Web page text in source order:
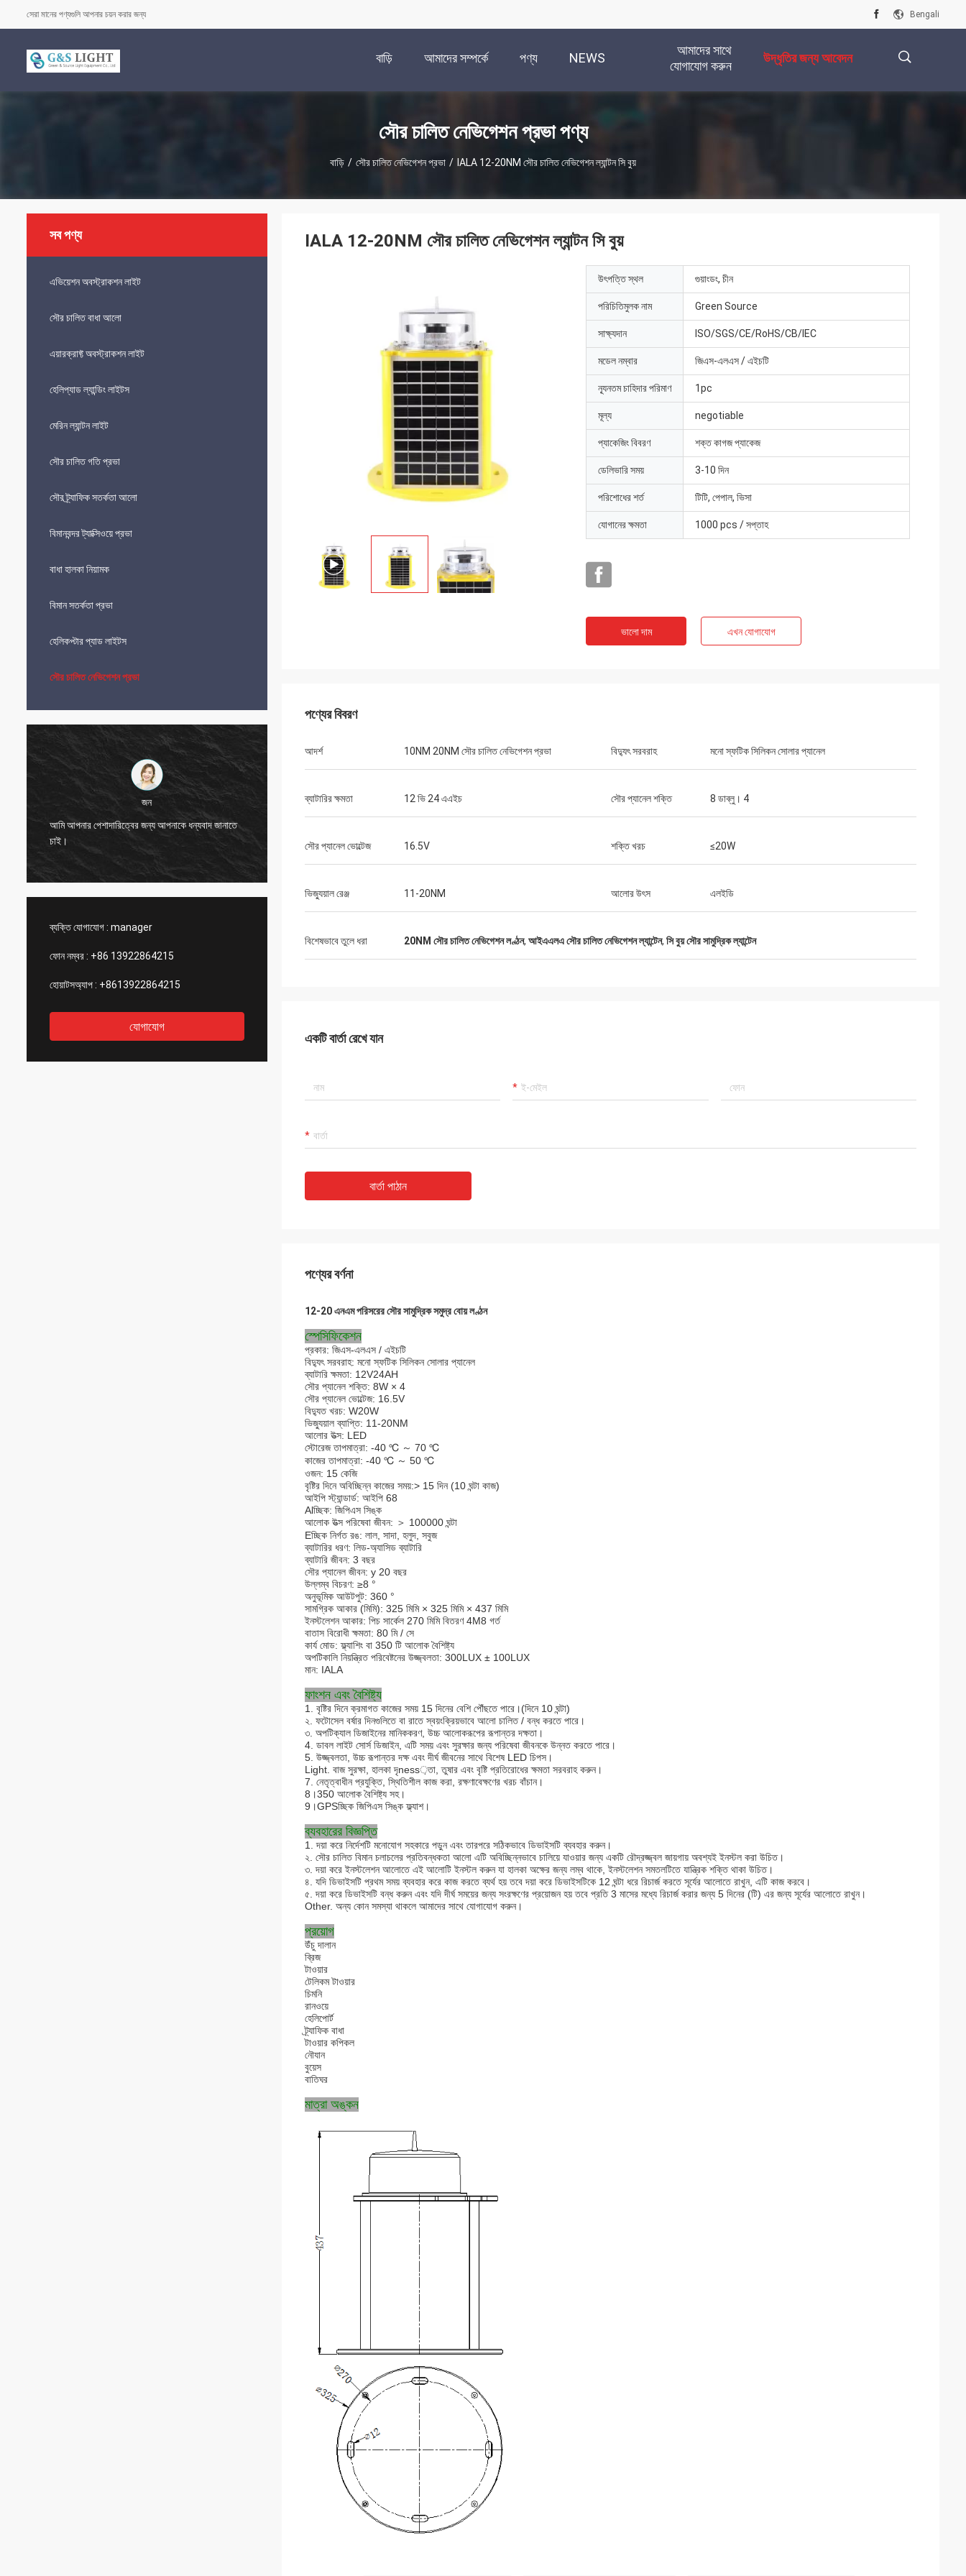
সেরা মানের পণ্যগুলি আপনার চয়ন করার জন্য Bengali
বাড়ি আমাদের সম্পর্কে পণ্য NEWS
আমাদের সাথে
যোগাযোগ করুন
উদ্ধৃতির জন্য আবেদন
সৌর চালিত নেভিগেশন প্রভা পণ্য
বাড়ি / সৌর চালিত নেভিগেশন প্রভা / IALA 12-20NM সৌর চালিত নেভিগেশন ল্যান্টন সি বুয়
সব পণ্য
এভিয়েশন অবস্ট্রাকশন লাইট
সৌর চালিত বাধা আলো
এয়ারক্রাফ্ট অবস্ট্রাকশন লাইট
হেলিপ্যাড ল্যান্ডিং লাইটস
মেরিন ল্যান্টন লাইট
সৌর চালিত গতি প্রভা
সৌর ট্র্যাফিক সতর্কতা আলো
বিমানবন্দর ট্যাক্সিওয়ে প্রভা
বাধা হালকা নিয়ামক
বিমান সতর্কতা প্রভা
হেলিকপ্টার প্যাড লাইটস
সৌর চালিত নেভিগেশন প্রভা
জন
আমি আপনার পেশাদারিত্বের জন্য আপনাকে ধন্যবাদ জানাতে
চাই।
ব্যক্তি যোগাযোগ : manager
ফোন নম্বর : +86 13922864215
হোয়াটসঅ্যাপ : +8613922864215
যোগাযোগ
IALA 12-20NM সৌর চালিত নেভিগেশন ল্যান্টন সি বুয়
উৎপত্তি স্থল গুয়াংডং, চীন
পরিচিতিমুলক নাম Green Source
সাক্ষ্যদান ISO/SGS/CE/RoHS/CB/IEC
মডেল নম্বার জিএস-এলএস / এইচটি
ন্যূনতম চাহিদার পরিমাণ 1pc
মূল্য negotiable
প্যাকেজিং বিবরণ শক্ত কাগজ প্যাকেজ
ডেলিভারি সময় 3-10 দিন
পরিশোধের শর্ত টিটি, পেপাল, ভিসা
যোগানের ক্ষমতা 1000 pcs / সপ্তাহ
ভালো দাম এখন যোগাযোগ
পণ্যের বিবরণ
আদর্শ 10NM 20NM সৌর চালিত নেভিগেশন প্রভা বিদ্যুৎ সরবরাহ মনো স্ফটিক সিলিকন সোলার প্যানেল
ব্যাটারির ক্ষমতা 12 ভি 24 এএইচ সৌর প্যানেল শক্তি 8 ডাব্লু। 4
সৌর প্যানেল ভোল্টেজ 16.5V শক্তি খরচ ≤20W
ভিজ্যুয়াল রেঞ্জ 11-20NM আলোর উৎস এলইডি
বিশেষভাবে তুলে ধরা 20NM সৌর চালিত নেভিগেশন লণ্ঠন, আইএএলএ সৌর চালিত নেভিগেশন ল্যান্টেন, সি বুয় সৌর সামুদ্রিক ল্যান্টেন
একটি বার্তা রেখে যান
বার্তা পাঠান
পণ্যের বর্ণনা
12-20 এনএম পরিসরের সৌর সামুদ্রিক সমুদ্র বোয় লণ্ঠন
স্পেসিফিকেশন
প্রকার: জিএস-এলএস / এইচটি
বিদ্যুৎ সরবরাহ: মনো স্ফটিক সিলিকন সোলার প্যানেল
ব্যাটারি ক্ষমতা: 12V24AH
সৌর প্যানেল শক্তি: 8W × 4
সৌর প্যানেল ভোল্টেজ: 16.5V
বিদ্যুত খরচ: W20W
ভিজ্যুয়াল ব্যাপ্তি: 11-20NM
আলোর উত্স: LED
স্টোরেজ তাপমাত্রা: -40 ℃ ～ 70 ℃
কাজের তাপমাত্রা: -40 ℃ ～ 50 ℃
ওজন: 15 কেজি
বৃষ্টির দিনে অবিচ্ছিন্ন কাজের সময়:> 15 দিন (10 ঘন্টা কাজ)
আইপি স্ট্যান্ডার্ড: আইপি 68
Alচ্ছিক: জিপিএস সিঙ্ক
আলোক উত্স পরিষেবা জীবন: ＞ 100000 ঘন্টা
Eচ্ছিক নির্গত রঙ: লাল, সাদা, হলুদ, সবুজ
ব্যাটারির ধরণ: লিড-অ্যাসিড ব্যাটারি
ব্যাটারি জীবন: 3 বছর
সৌর প্যানেল জীবন: y 20 বছর
উল্লম্ব বিচরণ: ≥8 °
অনুভূমিক আউটপুট: 360 °
সামগ্রিক আকার (মিমি): 325 মিমি × 325 মিমি × 437 মিমি
ইনস্টলেশন আকার: পিচ সার্কেল 270 মিমি বিতরণ 4M8 গর্ত
বাতাস বিরোধী ক্ষমতা: 80 মি / সে
কার্য মোড: ফ্ল্যাশিং বা 350 টি আলোক বৈশিষ্ট্য
অপটিকালি নিয়ন্ত্রিত পরিবেষ্টনের উজ্জ্বলতা: 300LUX ± 100LUX
মান: IALA
ফাংশন এবং বৈশিষ্ট্য
1. বৃষ্টির দিনে ক্রমাগত কাজের সময় 15 দিনের বেশি পৌঁছতে পারে।(দিনে 10 ঘন্টা)
২. ফটোসেল বর্ষার দিনগুলিতে বা রাতে স্বয়ংক্রিয়ভাবে আলো চালিত / বন্ধ করতে পারে।
৩. অপটিক্যাল ডিজাইনের মানিককরণ, উচ্চ আলোকরূপের রূপান্তর দক্ষতা।
4. ডাবল লাইট সোর্স ডিজাইন, এটি সময় এবং সুরক্ষার জন্য পরিষেবা জীবনকে উন্নত করতে পারে।
5. উজ্জ্বলতা, উচ্চ রূপান্তর দক্ষ এবং দীর্ঘ জীবনের সাথে বিশেষ LED চিপস।
Light. বাজ সুরক্ষা, হালকা দৃness়তা, তুষার এবং বৃষ্টি প্রতিরোধের ক্ষমতা সরবরাহ করুন।
7. নেতৃত্বাধীন প্রযুক্তি, স্থিতিশীল কাজ করা, রক্ষণাবেক্ষণের খরচ বাঁচান।
8।350 আলোক বৈশিষ্ট্য সহ।
9।GPSচ্ছিক জিপিএস সিঙ্ক ফ্ল্যাশ।
ব্যবহারের বিজ্ঞপ্তি
1. দয়া করে নির্দেশটি মনোযোগ সহকারে পড়ুন এবং তারপরে সঠিকভাবে ডিভাইসটি ব্যবহার করুন।
২. সৌর চালিত বিমান চলাচলের প্রতিবন্ধকতা আলো এটি অবিচ্ছিন্নভাবে চালিয়ে যাওয়ার জন্য একটি রৌদ্রজ্জ্বল জায়গায় অবশ্যই ইনস্টল করা উচিত।
৩. দয়া করে ইনস্টলেশন আলোতে এই আলোটি ইনস্টল করুন যা হালকা অক্ষের জন্য লম্ব থাকে, ইনস্টলেশন সমতলটিতে যান্ত্রিক শক্তি থাকা উচিত।
৪. যদি ডিভাইসটি প্রথম সময় ব্যবহার করে কাজ করতে ব্যর্থ হয় তবে দয়া করে ডিভাইসটিকে 12 ঘন্টা ধরে রিচার্জ করতে সূর্যের আলোতে রাখুন, এটি কাজ করবে।
৫. দয়া করে ডিভাইসটি বন্ধ করুন এবং যদি দীর্ঘ সময়ের জন্য সংরক্ষণের প্রয়োজন হয় তবে প্রতি 3 মাসের মধ্যে রিচার্জ করার জন্য 5 দিনের (টি) এর জন্য সূর্যের আলোতে রাখুন।
Other. অন্য কোন সমস্যা থাকলে আমাদের সাথে যোগাযোগ করুন।
প্রয়োগ
উঁচু দালান
ব্রিজ
টাওয়ার
টেলিকম টাওয়ার
চিমনি
রানওয়ে
হেলিপোর্ট
ট্র্যাফিক বাধা
টাওয়ার কপিকল
নৌযান
বুয়েস
বাতিঘর
মাত্রা অঙ্কন